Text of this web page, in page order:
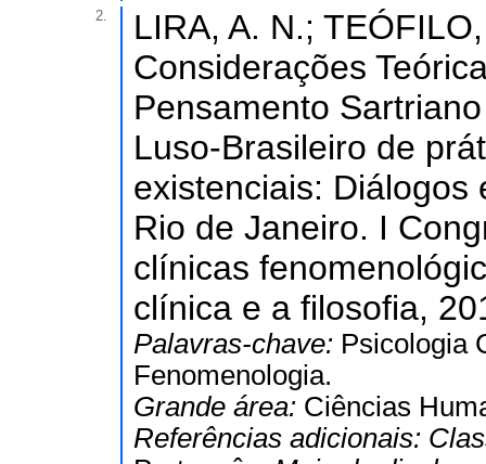
2.
LIRA, A. N.;
Considerações
Pensamento
Luso-Brasileiro de
existenciais:
Rio de Janeiro. I
clínicas
clínica e a filosofia,
Palavras-chave: Psicologia
Fenomenologia.
Grande área: Ciências
Referências adicionais: